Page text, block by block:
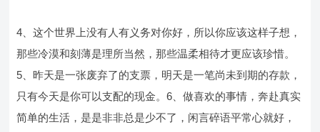
4、这个世界上没有人有义务对你好，所以你应该这样子想，
那些冷漠和刻薄是理所当然，那些温柔相待才更应该珍惜。
5、昨天是一张废弃了的支票，明天是一笔尚未到期的存款，
只有今天是你可以支配的现金。6、做喜欢的事情，奔赴真实
简单的生活，是是非非总是少不了，闲言碎语平常心就好，